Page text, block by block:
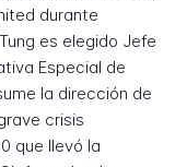
durante
es elegido Jefe
Especial de
la dirección de
crisis
que llevó la